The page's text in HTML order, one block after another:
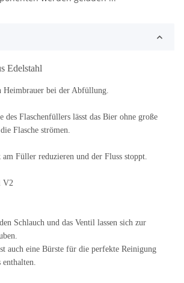
Edelstahl
Heimbrauer bei der Abfüllung.
des Flaschenfüllers lässt das Bier ohne große
Flasche strömen.
Füller reduzieren und der Fluss stoppt.
V2
Schlauch und das Ventil lassen sich zur
auch eine Bürste für die perfekte Reinigung
enthalten.